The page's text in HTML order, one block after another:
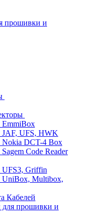
и
EmmiBox
JAF, UFS, HWK
Nokia DCT-4 Box
Code Reader
UFS3, Griffin
UniBox, Multibox,
Кабелей
для прошивки и